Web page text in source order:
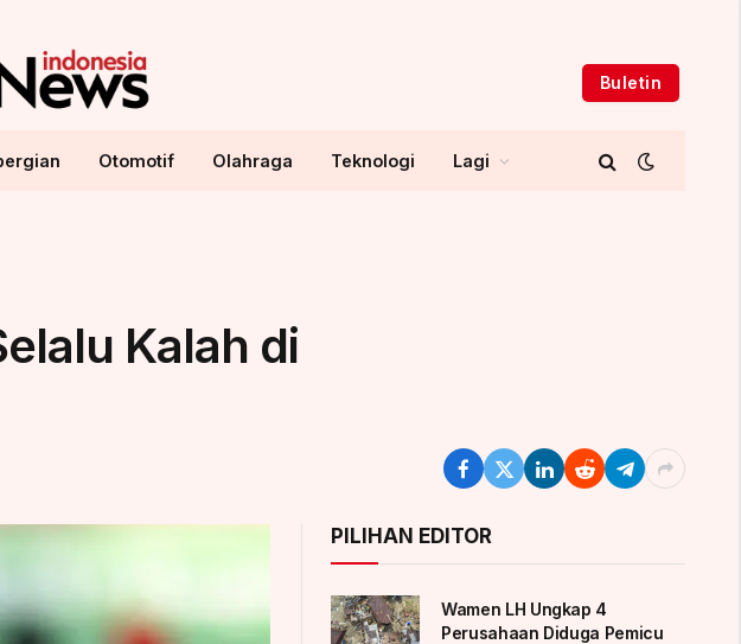
Buletin
Otomotif Olahraga Teknologi Lagi
Kalah di
PILIHAN EDITOR
Wamen LH Ungkap 4
Perusahaan Diduga Pemicu